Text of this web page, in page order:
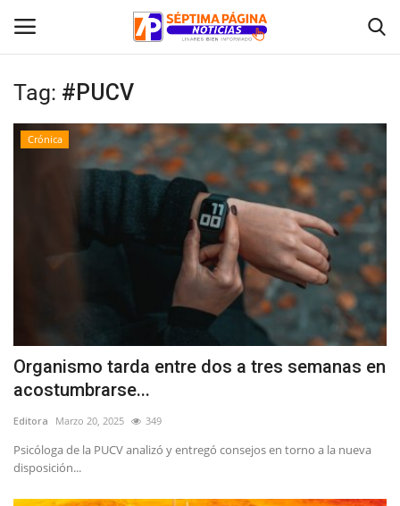
Inicio
Política
Espectáculos
Tag: #PUCV
Crónica
Organismo tarda entre dos a tres semanas en
acostumbrarse...
Editora Marzo 20, 2025 349
Psicóloga de la PUCV analizó y entregó consejos en torno a la nueva
disposición...